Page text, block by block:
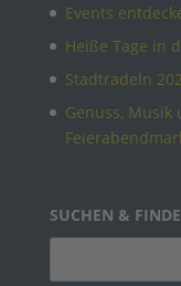
Events
Heiße Tage in
Stadtradeln
Genuss, Musik
SUCHEN &